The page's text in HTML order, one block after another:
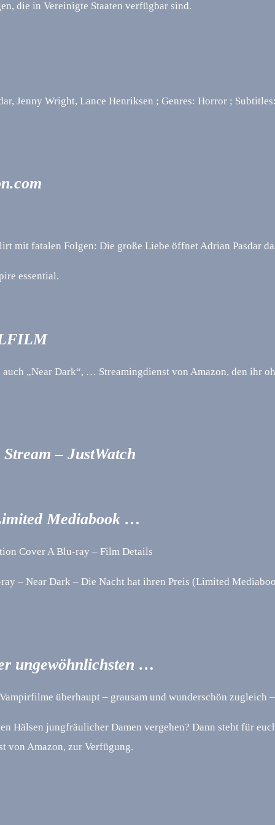
die in Vereinigte Staaten verfügbar sind.
Jenny Wright, Lance Henriksen ; Genres: Horror ;
mit fatalen Folgen: Die große Liebe öffnet Adrian Pasdar
essential.
„Near Dark“, … Streamingdienst von Amazon, den ihr
– JustWatch
Mediabook …
Cover A Blu-ray – Film Details
– Near Dark – Die Nacht hat ihren Preis (Limited
ungewöhnlichsten …
überhaupt – grausam und wunderschön zugleich
Hälsen jungfräulicher Damen vergehen? Dann steht für
von Amazon, zur Verfügung.